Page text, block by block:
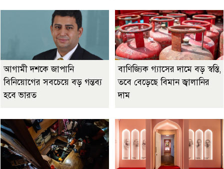
আগামী দশকে জাপানি
বিনিয়োগের সবচেয়ে বড় গন্তব্য
হবে ভারত
বাণিজ্যিক গ্যাসের দামে বড় স্বস্তি,
তবে বেড়েছে বিমান জ্বালানির
দাম